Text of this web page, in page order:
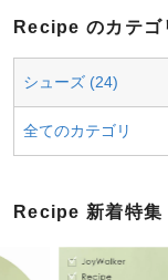
Recipe のカテゴ
シューズ (24)
全てのカテゴリ
Recipe 新着特集